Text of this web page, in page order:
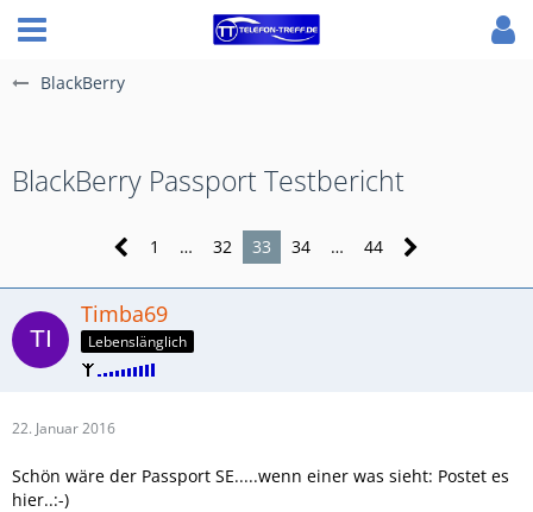
BlackBerry
BlackBerry Passport Testbericht
1 … 32 33 34 … 44
Timba69
Lebenslänglich
22. Januar 2016
Schön wäre der Passport SE.....wenn einer was sieht: Postet es
hier..:-)